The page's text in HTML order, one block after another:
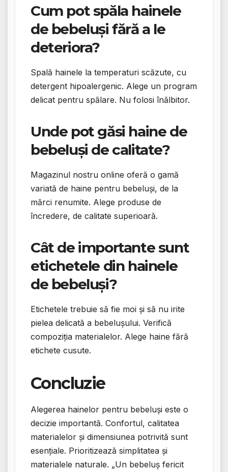
Cum pot spăla hainele
de bebeluși fără a le
deteriora?
Spală hainele la temperaturi scăzute, cu
detergent hipoalergenic. Alege un program
delicat pentru spălare. Nu folosi înălbitor.
Unde pot găsi haine de
bebeluși de calitate?
Magazinul nostru online oferă o gamă
variată de haine pentru bebeluși, de la
mărci renumite. Alege produse de
încredere, de calitate superioară.
Cât de importante sunt
etichetele din hainele
de bebeluși?
Etichetele trebuie să fie moi și să nu irite
pielea delicată a bebelușului. Verifică
compoziția materialelor. Alege haine fără
etichete cusute.
Concluzie
Alegerea hainelor pentru bebeluși este o
decizie importantă. Confortul, calitatea
materialelor și dimensiunea potrivită sunt
esențiale. Prioritizează simplitatea și
materialele naturale. „Un bebeluș fericit